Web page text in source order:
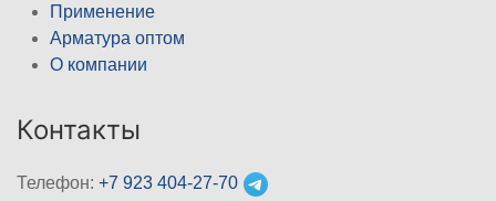
Применение
Арматура оптом
О компании
Контакты
Телефон: +7 923 404-27-70